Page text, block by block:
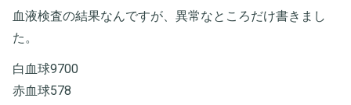
血液検査の結果なんですが、異常なところだけ書きまし
た。
白血球9700
赤血球578